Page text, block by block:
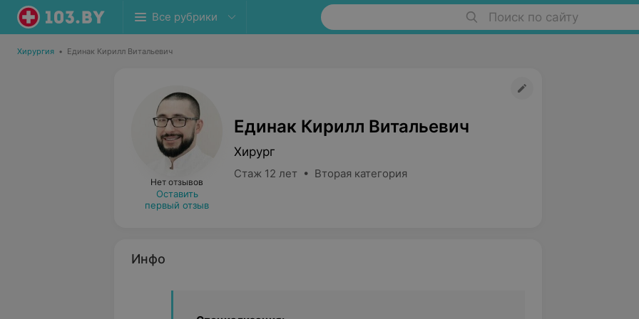
Все рубрики Поиск по сайту
Хирургия • Единак Кирилл Витальевич
Нет отзывов
Оставить
первый отзыв
Единак Кирилл Витальевич
Хирург
Стаж 12 лет • Вторая категория
Инфо